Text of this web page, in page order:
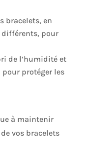
bracelets, en
pour
de l’humidité et
protéger les
à maintenir
vos bracelets